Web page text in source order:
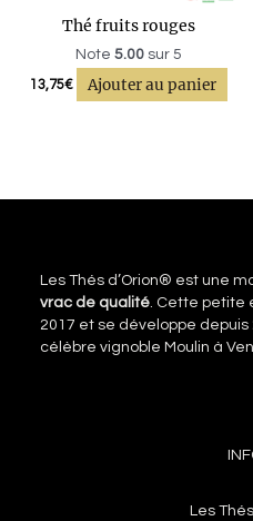
Thé fruits rouges
Note 5.00sur 5
13,75€ Ajouter au panier
Les Thés d’Orion® est une
vrac de qualité. Cette petite
2017 et se développe
célèbre vignoble Moulin à
Les